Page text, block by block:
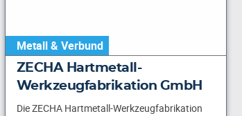
Metall & Verbund
ZECHA Hartmetall-
Werkzeugfabrikation GmbH
Die ZECHA Hartmetall-Werkzeugfabrikation